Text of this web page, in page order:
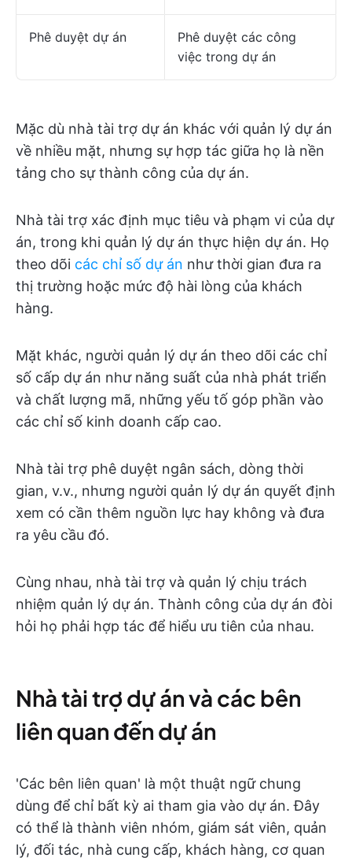
Phê duyệt dự án
Phê duyệt các công
việc trong dự án
Mặc dù nhà tài trợ dự án khác với quản lý dự án
về nhiều mặt, nhưng sự hợp tác giữa họ là nền
tảng cho sự thành công của dự án.
Nhà tài trợ xác định mục tiêu và phạm vi của dự
án, trong khi quản lý dự án thực hiện dự án. Họ
theo dõi các chỉ số dự án như thời gian đưa ra
thị trường hoặc mức độ hài lòng của khách
hàng.
Mặt khác, người quản lý dự án theo dõi các chỉ
số cấp dự án như năng suất của nhà phát triển
và chất lượng mã, những yếu tố góp phần vào
các chỉ số kinh doanh cấp cao.
Nhà tài trợ phê duyệt ngân sách, dòng thời
gian, v.v., nhưng người quản lý dự án quyết định
xem có cần thêm nguồn lực hay không và đưa
ra yêu cầu đó.
Cùng nhau, nhà tài trợ và quản lý chịu trách
nhiệm quản lý dự án. Thành công của dự án đòi
hỏi họ phải hợp tác để hiểu ưu tiên của nhau.
Nhà tài trợ dự án và các bên
liên quan đến dự án
'Các bên liên quan' là một thuật ngữ chung
dùng để chỉ bất kỳ ai tham gia vào dự án. Đây
có thể là thành viên nhóm, giám sát viên, quản
lý, đối tác, nhà cung cấp, khách hàng, cơ quan